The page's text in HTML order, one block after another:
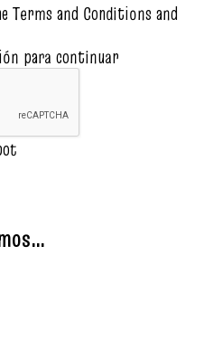
Terms and Conditions and
para continuar